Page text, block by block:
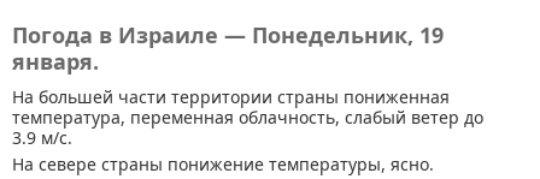
Погода в Израиле — Понедельник, 19
января.
На большей части территории страны пониженная
температура, переменная облачность, слабый ветер до
3.9 м/с.
На севере страны понижение температуры, ясно.